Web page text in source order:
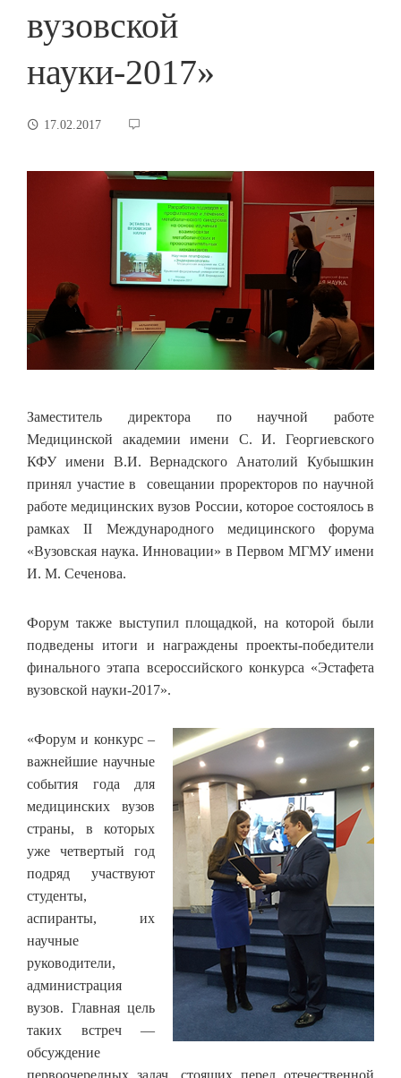
вузовской
науки-2017»
17.02.2017
Заместитель директора по научной работе
Медицинской академии имени С. И. Георгиевского
КФУ имени В.И. Вернадского Анатолий Кубышкин
принял участие в совещании проректоров по научной
работе медицинских вузов России, которое состоялось в
рамках II Международного медицинского форума
«Вузовская наука. Инновации» в Первом МГМУ имени
И. М. Сеченова.
Форум также выступил площадкой, на которой были
подведены итоги и награждены проекты-победители
финального этапа всероссийского конкурса «Эстафета
вузовской науки-2017».
«Форум и конкурс –
важнейшие научные
события года для
медицинских вузов
страны, в которых
уже четвертый год
подряд участвуют
студенты,
аспиранты, их
научные
руководители,
администрация
вузов. Главная цель
таких встреч —
обсуждение